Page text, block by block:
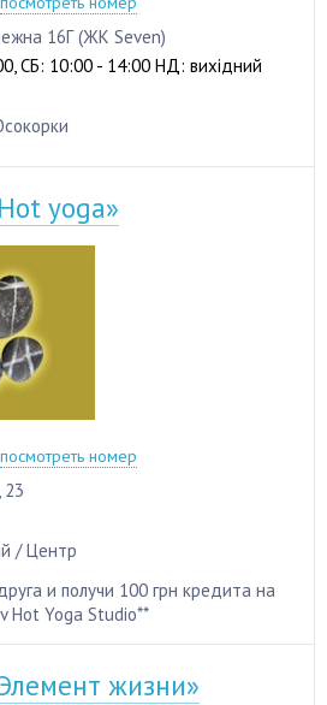
16Г (ЖК Seven)
СБ: 10:00 - 14:00 НД: вихідний
yoga»
(050) 669-51-36
посмотреть номер
23
/ Центр
и получи 100 грн кредита на
Hot Yoga Studio**
жизни»